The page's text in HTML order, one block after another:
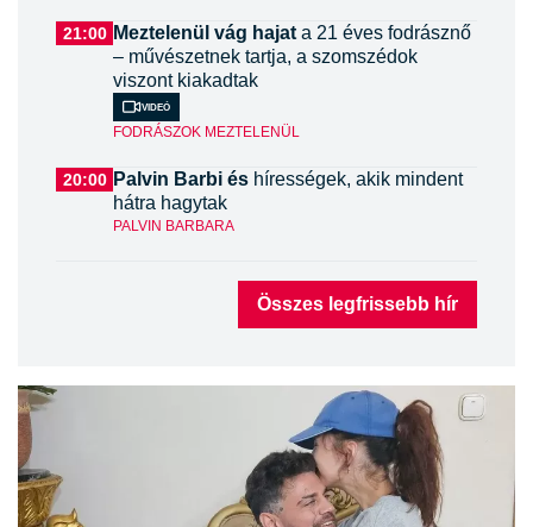
21:00 Meztelenül vág hajat a 21 éves fodrásznő
– művészetnek tartja, a szomszédok
viszont kiakadtak
Videó
FODRÁSZOK MEZTELENÜL
20:00 Palvin Barbi és hírességek, akik mindent
hátra hagytak
PALVIN BARBARA
Összes legfrissebb hír